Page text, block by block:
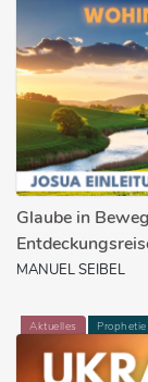
Glaube in
MANUEL SEIBEL
Aktuelles Prophetie